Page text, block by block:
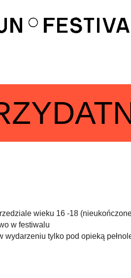
wieku 16 -18
w festiwalu
tylko pod opieką